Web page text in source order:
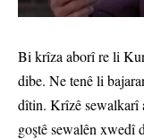
Bi krîza aborî re li
dibe. Ne tenê li
dîtin. Krîzê sewalkarî
goştê sewalên xwedî